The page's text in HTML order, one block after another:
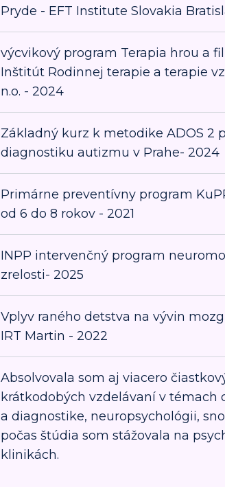
Pryde - EFT Institute Slovakia
výcvikový program Terapia hrou a
Inštitút Rodinnej terapie a terapie
n.o. - 2024
Základný kurz k metodike ADOS 2
diagnostiku autizmu v Prahe- 2024
Primárne preventívny program
od 6 do 8 rokov - 2021
INPP intervenčný program
zrelosti- 2025
Vplyv raného detstva na vývin
IRT Martin - 2022
Absolvovala som aj viacero
krátkodobých vzdelávaní v témach
a diagnostike, neuropsychológii,
počas štúdia som stážovala na
klinikách.